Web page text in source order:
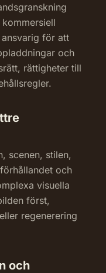
för att
och
rättigheter till
scenen, stilen,
och
visuella
först,
regenerering
och